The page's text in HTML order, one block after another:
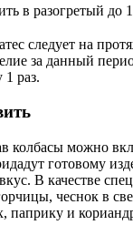
в разогретый до
следует на
за данный
1 раз.
колбасы можно
готовому
В качестве
чеснок в
паприку и